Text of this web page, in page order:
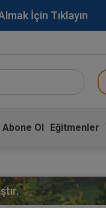
İçin Tıklayın
Abone Ol Eğitmenler